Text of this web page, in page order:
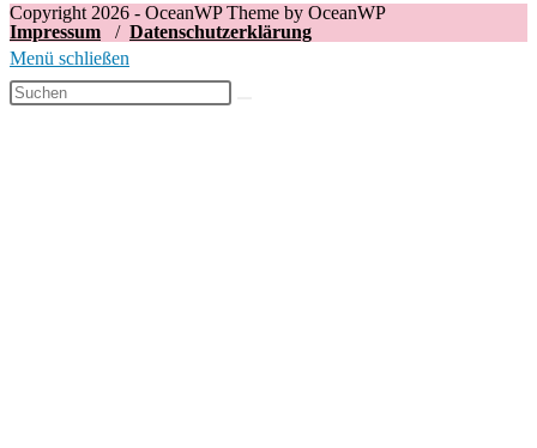
Copyright 2026 - OceanWP Theme by OceanWP
Impressum / Datenschutzerklärung
Menü schließen